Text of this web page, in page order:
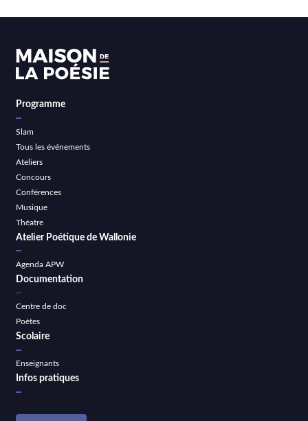
Programme
Slam
Tous les événements
Ateliers
Concours
Conférences
Musique
Théatre
Atelier Poétique de Wallonie
Agenda APW
Documentation
Centre de doc
Poètes
Scolaire
Enseignants
Infos pratiques